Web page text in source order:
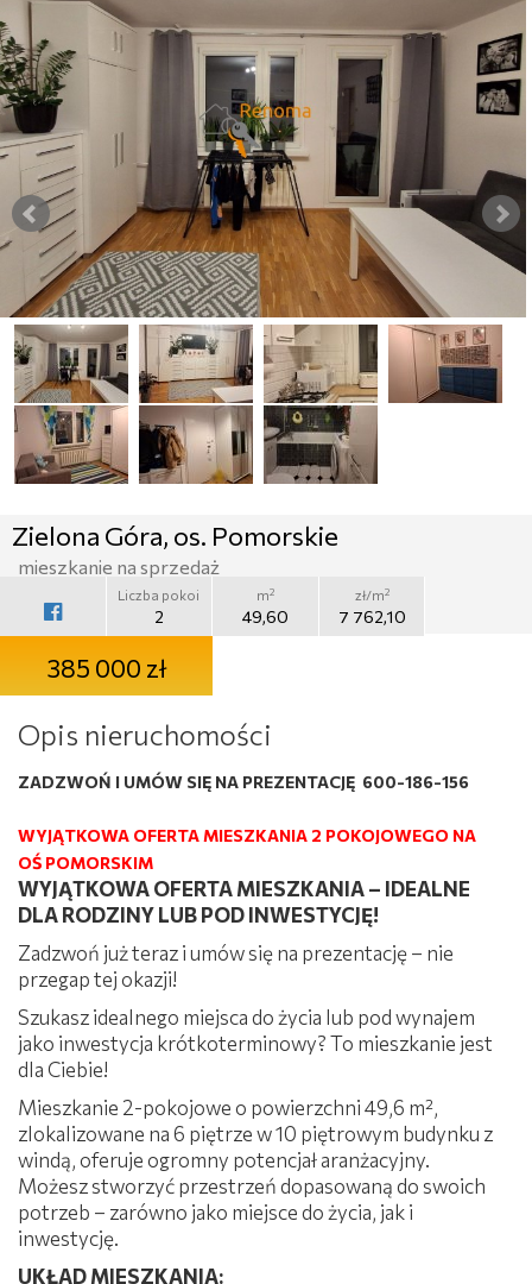
Zielona Góra, os. Pomorskie
mieszkanie na sprzedaż
Liczba pokoi
2
m2
49,60
zł/m2
7 762,10
385 000 zł
Opis nieruchomości
ZADZWOŃ I UMÓW SIĘ NA PREZENTACJĘ 600-186-156
WYJĄTKOWA OFERTA MIESZKANIA 2 POKOJOWEGO NA
OŚ POMORSKIM
WYJĄTKOWA OFERTA MIESZKANIA – IDEALNE
DLA RODZINY LUB POD INWESTYCJĘ!
Zadzwoń już teraz i umów się na prezentację – nie
przegap tej okazji!
Szukasz idealnego miejsca do życia lub pod wynajem
jako inwestycja krótkoterminowy? To mieszkanie jest
dla Ciebie!
Mieszkanie 2-pokojowe o powierzchni 49,6 m²,
zlokalizowane na 6 piętrze w 10 piętrowym budynku z
windą, oferuje ogromny potencjał aranżacyjny.
Możesz stworzyć przestrzeń dopasowaną do swoich
potrzeb – zarówno jako miejsce do życia, jak i
inwestycję.
UKŁAD MIESZKANIA: